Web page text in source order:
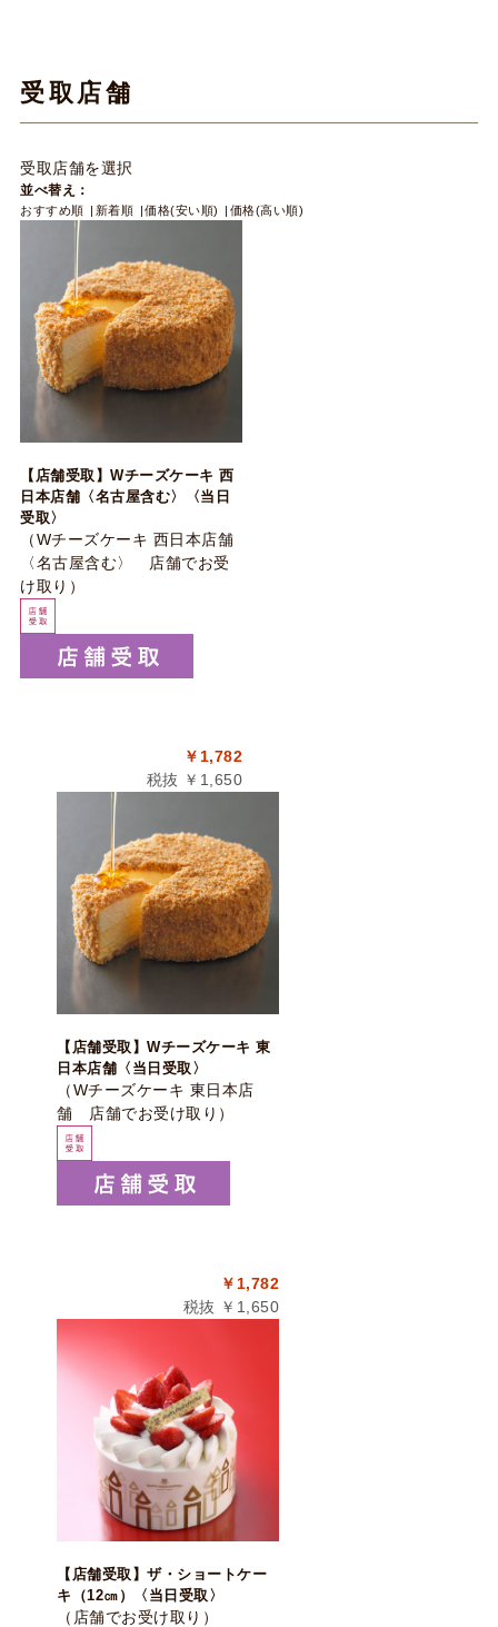
受取店舗
受取店舗を選択
並べ替え：
おすすめ順 新着順 価格(安い順) 価格(高い順)
【店舗受取】Wチーズケーキ 西
日本店舗〈名古屋含む〉〈当日
受取〉
（Wチーズケーキ 西日本店舗
〈名古屋含む〉 店舗でお受
け取り）
￥1,782
税抜 ￥1,650
【店舗受取】Wチーズケーキ 東
日本店舗〈当日受取〉
（Wチーズケーキ 東日本店
舗 店舗でお受け取り）
￥1,782
税抜 ￥1,650
【店舗受取】ザ・ショートケー
キ（12㎝）〈当日受取〉
（店舗でお受け取り）